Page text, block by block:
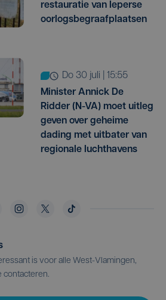
restauratie van Ieperse
oorlogsbegraafplaatsen
do 30 juli | 15:55
Minister Annick De
Ridder (N-VA) moet uitleg
geven over geheime
dading met uitbater van
regionale luchthavens
is voor alle West-Vlamingen,
contacteren.